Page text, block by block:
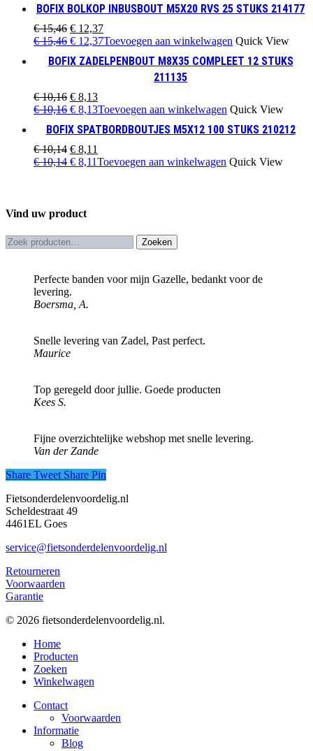
€ 8,93.€ 7,14.
was:
€ 8,93.
is:
€ 7,14.
BOFIX BOLKOP INBUSBOUT M5X20 RVS 25 STUKS 214177
€15,46 Oorspronkelijke
prijs
€ 15,46.
€ 12,37Huidige
prijs
€ 12,37.
€15,46 Oorspronkelijke
was:
€ 12,37Huidige
is:
Toevoegen aan winkelwagen Quick View
BOFIX ZADELPENBOUT M8X35 COMPLEET 12 STUKS
211135
€10,16 Oorspronkelijke
prijs
€ 10,16.
€ 8,13Huidige
prijs
€ 8,13.
€10,16 Oorspronkelijke
was:
€ 10,16.
€ 8,13Huidige
is:
Toevoegen aan winkelwagen Quick View
BOFIX SPATBORDBOUTJES M5X12 100 STUKS 210212
€10,14 Oorspronkelijke
prijs
€ 8,11
prijs
€10,14 Oorspronkelijke
€ 8,11Huidige
Toevoegen aan winkelwagen Quick View
Vind uw product
Zoeken
naar:
Zoeken
Perfecte banden voor mijn Gazelle, bedankt voor de
levering.
Boersma, A.
Snelle levering van Zadel, Past perfect.
Maurice
Top geregeld door jullie. Goede producten
Kees S.
Fijne overzichtelijke webshop met snelle levering.
Van der Zande
Share Tweet Share Pin
Fietsonderdelenvoordelig.nl
Scheldestraat 49
4461EL Goes
service@fietsonderdelenvoordelig.nl
Retourneren
Voorwaarden
Garantie
© 2026 fietsonderdelenvoordelig.nl.
Close
Menu
Home
Producten
Zoeken
Winkelwagen
Contact
Voorwaarden
Informatie
Blog